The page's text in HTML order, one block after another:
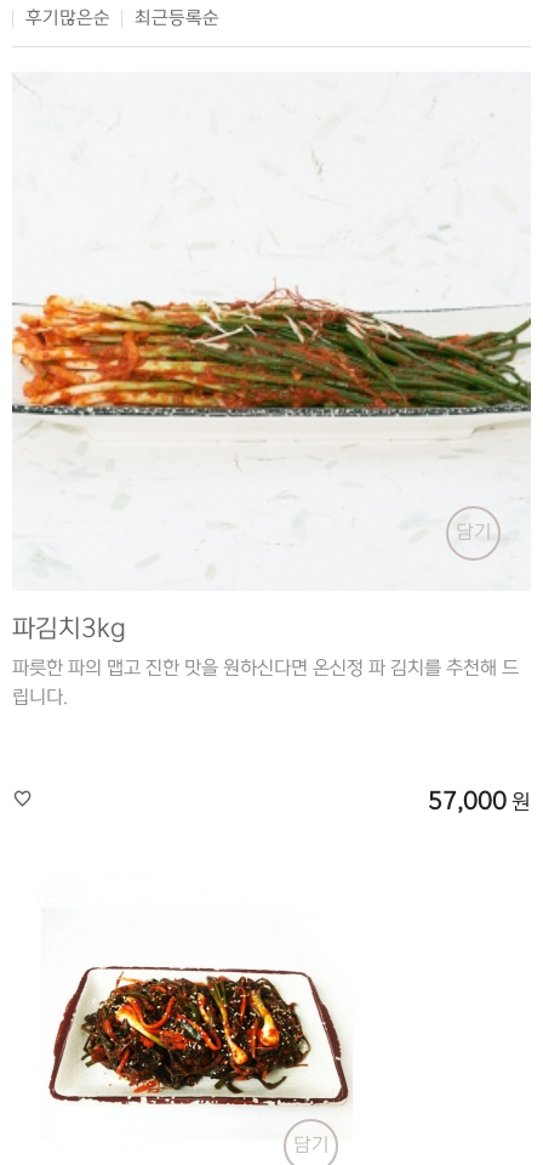
후기많은순 최근등록순
담기
파김치3kg
파릇한 파의 맵고 진한 맛을 원하신다면 온신정 파 김치를 추천해 드
립니다.
57,000 원
담기